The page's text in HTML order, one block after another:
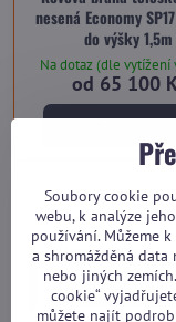
nesená Economy SP17
do výšky 1,5m
Na dotaz (dle vytížení
od 65 100
Zobrazit
Soubory cookie
webu, k analýze
používání. Můžeme
a shromážděná data
nebo jiných
cookie“
můžete najít